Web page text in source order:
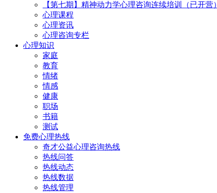
【第七期】精神动力学心理咨询连续培训（已开营）
心理课程
心理资讯
心理咨询专栏
心理知识
家庭
教育
情绪
情感
健康
职场
书籍
测试
免费心理热线
奇才公益心理咨询热线
热线问答
热线动态
热线数据
热线管理